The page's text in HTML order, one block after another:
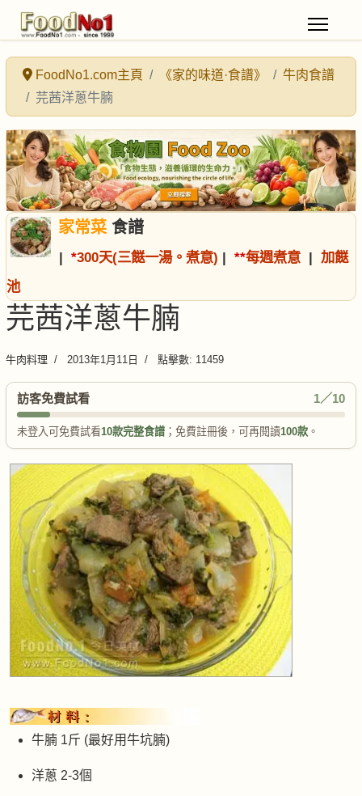
FoodNo1.com主頁 《家的味道·食譜》
牛肉食譜
芫茜洋蔥牛腩
家常菜食譜
| *300天(三餸一湯。煮意) | **每週煮意 | 加餸
池
芫茜洋蔥牛腩
牛肉料理 2013年1月11日 點擊數: 11459
訪客免費試看 1／10
未登入可免費試看10款完整食譜 ；免費註冊後，可再閱讀100款 。
牛腩 1斤 (最好用牛坑腩)
洋蔥 2-3個